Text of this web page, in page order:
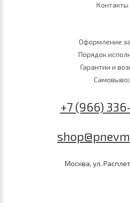
Контакты
Оформление
Порядок
Гарантии и
+7 (966)
Москва, ул.